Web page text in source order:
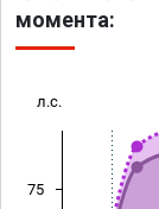
момента:
л.с.
75